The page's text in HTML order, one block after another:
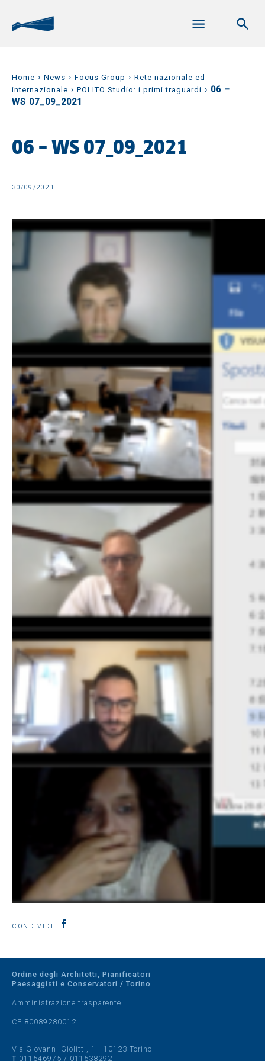
Home › News › Focus Group › Rete nazionale ed
internazionale › POLITO Studio: i primi traguardi › 06 –
WS 07_09_2021
06 – WS 07_09_2021
30/09/2021
CONDIVIDI
Ordine degli Architetti, Pianificatori
Paesaggisti e Conservatori / Torino
Amministrazione trasparente
CF 80089280012
Via Giovanni Giolitti, 1 - 10123 Torino
T 011546975 / 011538292